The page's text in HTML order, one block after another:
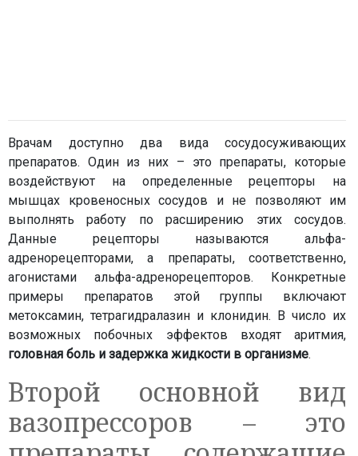
Врачам доступно два вида сосудосуживающих
препаратов. Один из них – это препараты, которые
воздействуют на определенные рецепторы на
мышцах кровеносных сосудов и не позволяют им
выполнять работу по расширению этих сосудов.
Данные рецепторы называются альфа-
адренорецепторами, а препараты, соответственно,
агонистами альфа-адренорецепторов. Конкретные
примеры препаратов этой группы включают
метоксамин, тетрагидралазин и клонидин. В число их
возможных побочных эффектов входят аритмия,
головная боль и задержка жидкости в организме.
Второй основной вид
вазопрессоров – это